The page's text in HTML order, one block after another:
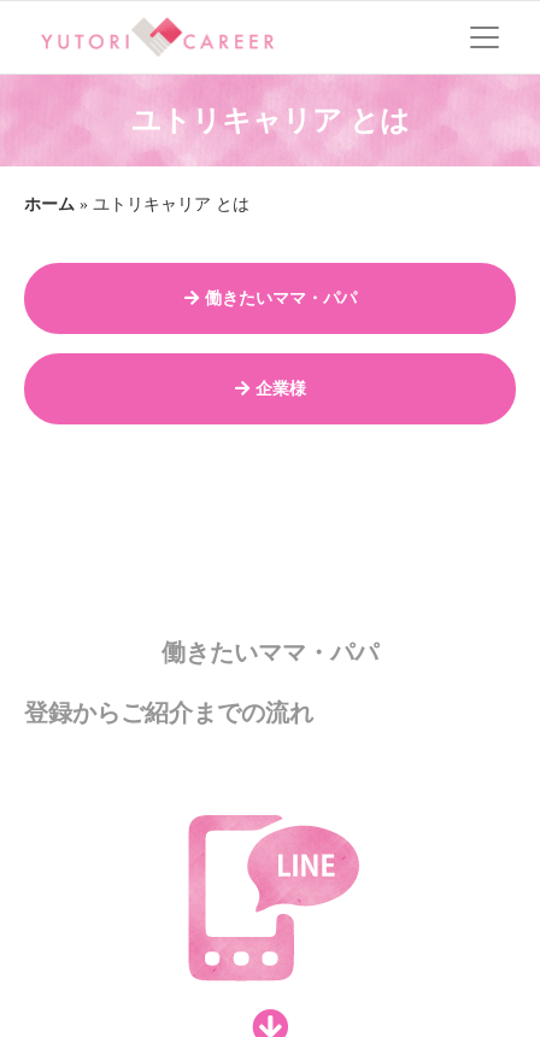
ユトリキャリア とは
ホーム » ユトリキャリア とは
働きたいママ・パパ
企業様
働きたいママ・パパ
登録からご紹介までの流れ